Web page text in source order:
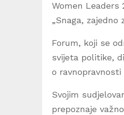
Women Leaders
„Snaga, zajedno
Forum, koji se
svijeta politike,
o
Svojim
prepoznaje